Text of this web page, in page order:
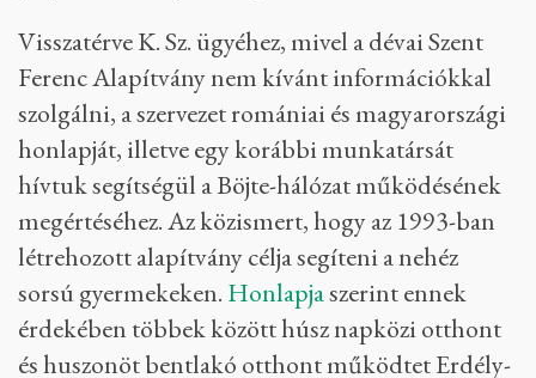
Visszatérve K. Sz. ügyéhez, mivel a dévai Szent
Ferenc Alapítvány nem kívánt információkkal
szolgálni, a szervezet romániai és magyarországi
honlapját, illetve egy korábbi munkatársát
hívtuk segítségül a Böjte-hálózat működésének
megértéséhez. Az közismert, hogy az 1993-ban
létrehozott alapítvány célja segíteni a nehéz
sorsú gyermekeken. Honlapjaszerint ennek
érdekében többek között húsz napközi otthont
és huszonöt bentlakó otthont működtet Erdély-